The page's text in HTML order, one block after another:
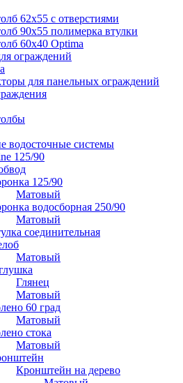
62х55 с отверстиями
90х55 полимерка втулки
60х40 Optima
ограждений
для панельных ограждений
водосточные системы
125/90
125/90
Матовый
водосборная 250/90
Матовый
соединительная
Матовый
Глянец
Матовый
60 град
Матовый
стока
Матовый
Кронштейн на дерево